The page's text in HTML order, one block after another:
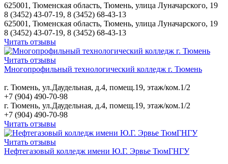
625001, Тюменская область, Тюмень, улица Луначарского, 19
8 (3452) 43-07-19, 8 (3452) 68-43-13
625001, Тюменская область, Тюмень, улица Луначарского, 19
8 (3452) 43-07-19, 8 (3452) 68-43-13
Читать отзывы
Читать отзывы
Многопрофильный технологический колледж г. Тюмень
г. Тюмень, ул.Даудельная, д.4, помещ.19, этаж/ком.1/2
+7 (904) 490-70-98
г. Тюмень, ул.Даудельная, д.4, помещ.19, этаж/ком.1/2
+7 (904) 490-70-98
Читать отзывы
Читать отзывы
Нефтегазовый колледж имени Ю.Г. Эрвье ТюмГНГУ